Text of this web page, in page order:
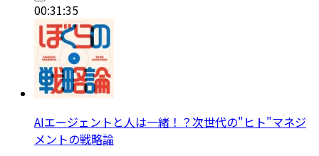
00:31:35
AIエージェントと人は一緒！？次世代の"ヒト"マネジ
メントの戦略論